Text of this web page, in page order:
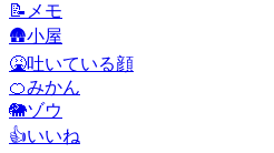
📝 メモ
🛖小屋
🤮吐いている顔
🍊みかん
🐘ゾウ
👍いいね